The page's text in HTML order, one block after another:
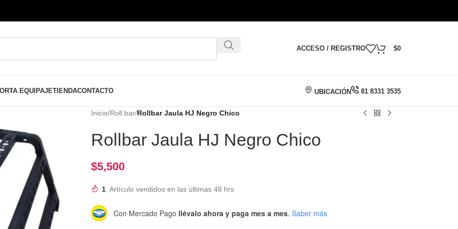
ACCESO / REGISTRO $0
EQUIPAJETIENDACONTACTO UBICACIÓN 81 8331 3535
Inicio/Roll bar/Rollbar Jaula HJ Negro Chico
Rollbar Jaula HJ Negro Chico
$5,500
1 Artículo vendidos en las últimas 48 hrs
Con Mercado Pago llévalo ahora y paga mes a mes. Saber más